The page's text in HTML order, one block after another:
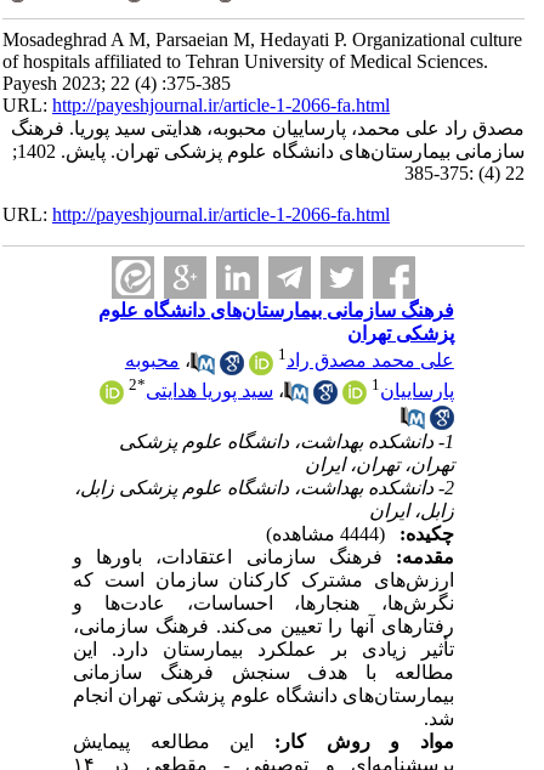
Mosadeghrad A M, Parsaeian M, Hedayati P. Organizational culture
of hospitals affiliated to Tehran University of Medical Sciences.
Payesh 2023; 22 (4) :375-385
URL:http://payeshjournal.ir/article-1-2066-fa.html
مصدق راد علی محمد، پارساییان محبوبه، هدایتی سید پوریا. فرهنگ
سازمانی بیمارستان‌های دانشگاه علوم پزشکی تهران. پایش. 1402;
22 (4) :375-385
URL:http://payeshjournal.ir/article-1-2066-fa.html
فرهنگ سازمانی بیمارستان‌های دانشگاه علوم
پزشکی تهران
علی محمد مصدق راد 1 ،محبوبه
پارساییان 1 ،سید پوریا هدایتی 2
1- دانشکده بهداشت، دانشگاه علوم پزشکی
تهران، تهران، ایران
2- دانشکده بهداشت، دانشگاه علوم پزشکی زابل،
زابل، ایران
چکیده:
مقدمه:فرهنگ سازمانی اعتقادات، باورها و
ارزش‌های مشترک کارکنان سازمان است که
نگرش‌ها، هنجارها، احساسات، عادت‌ها و
رفتارهای آنها را تعیین می‌کند. فرهنگ سازمانی،
تأثیر زیادی بر عملکرد بیمارستان دارد. این
مطالعه با هدف سنجش فرهنگ سازمانی
بیمارستان‌های دانشگاه علوم پزشکی تهران انجام
شد.
مواد و روش کار:این مطالعه پیمایش
پرسشنامه‌ای و توصیفی - مقطعی در ۱۴